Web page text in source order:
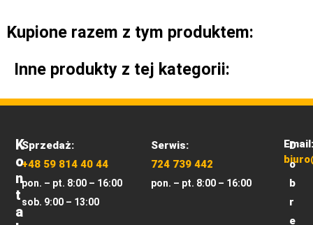
Kupione razem z tym produktem:
Inne produkty z tej kategorii:
K
O
N
T
A
Sprzedaż:
+48 59 814 40 44
pon. – pt. 8:00 – 16:00
sob. 9:00 – 13:00
Serwis:
724 739 442
pon. – pt. 8:00 – 16:00
Email:
D
o
b
r
e